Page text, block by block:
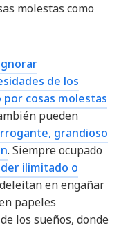
molestas como
de los
cosas molestas
pueden
grandioso
. Siempre ocupado
ilimitado o
en engañar
papeles
los sueños, donde